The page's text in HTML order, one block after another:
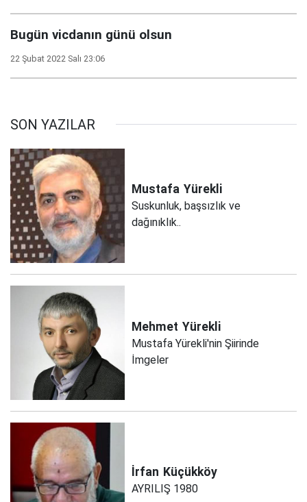
Bugün vicdanın günü olsun
22 Şubat 2022 Salı 23:06
SON YAZILAR
Mustafa Yürekli
Suskunluk, başsızlık ve
dağınıklık..
Mehmet Yürekli
Mustafa Yürekli'nin Şiirinde
İmgeler
İrfan Küçükköy
AYRILIŞ 1980